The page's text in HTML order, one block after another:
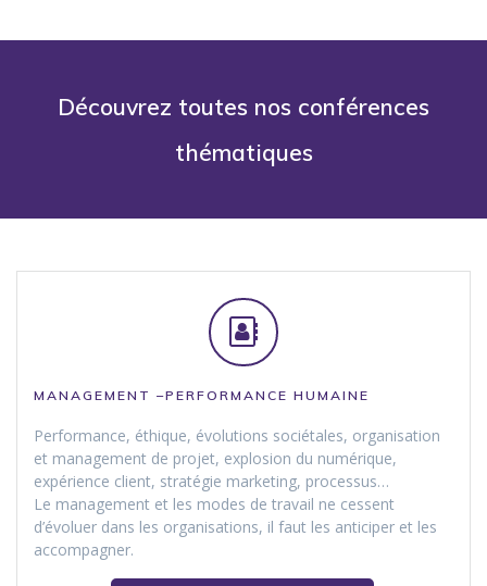
Découvrez toutes nos conférences
thématiques
MANAGEMENT –PERFORMANCE HUMAINE
Performance, éthique, évolutions sociétales, organisation
et management de projet, explosion du numérique,
expérience client, stratégie marketing, processus…
Le management et les modes de travail ne cessent
d’évoluer dans les organisations, il faut les anticiper et les
accompagner.